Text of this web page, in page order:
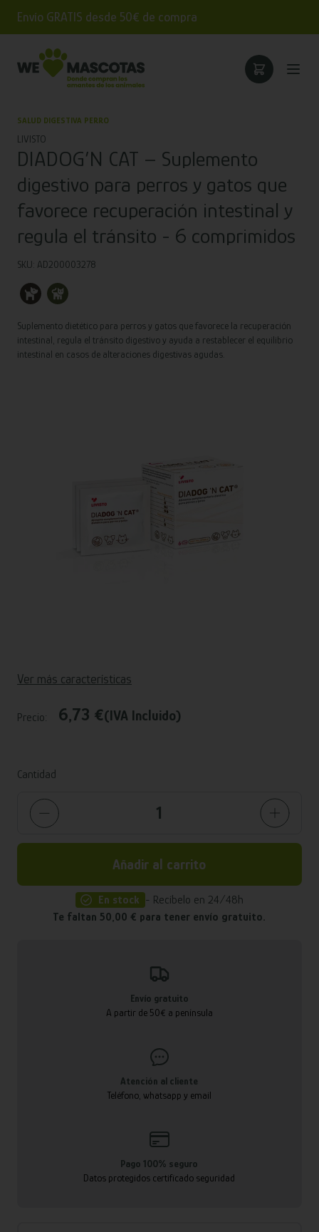
Envío GRATIS desde 50€ de compra
SALUD DIGESTIVA PERRO
LIVISTO
DIADOG’N CAT – Suplemento
digestivo para perros y gatos que
favorece recuperación intestinal y
regula el tránsito - 6 comprimidos
SKU: AD200003278
Suplemento dietético para perros y gatos que favorece la recuperación
intestinal, regula el tránsito digestivo y ayuda a restablecer el equilibrio
intestinal en casos de alteraciones digestivas agudas.
Ver más características
Precio: 6,73 €(IVA Incluido)
Cantidad
Añadir al carrito
En stock - Recíbelo en 24/48h
Te faltan 50,00 € para tener envío gratuito.
Envío gratuito
A partir de 50€ a península
Atención al cliente
Teléfono, whatsapp y email
Pago 100% seguro
Datos protegidos certificado seguridad